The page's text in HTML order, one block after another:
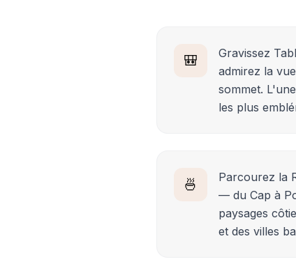
🎒
Gravissez
admirez la
sommet.
les plus
🍜
Parcourez la
— du Cap à
paysages
et des villes